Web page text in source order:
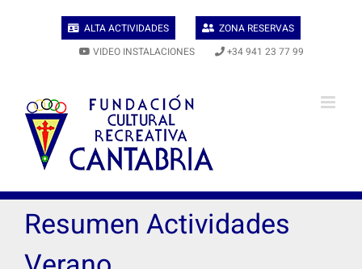
ALTA ACTIVIDADES
ZONA RESERVAS
VIDEO INSTALACIONES
+34 941 23 77 99
Resumen Actividades